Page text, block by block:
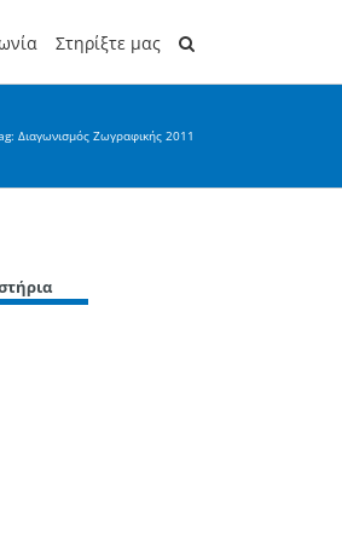
Στηρίξτε μας
Διαγωνισμός Ζωγραφικής 2011